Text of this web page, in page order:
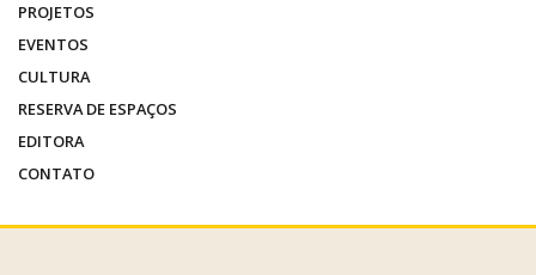
PROJETOS
EVENTOS
CULTURA
RESERVA DE ESPAÇOS
EDITORA
CONTATO